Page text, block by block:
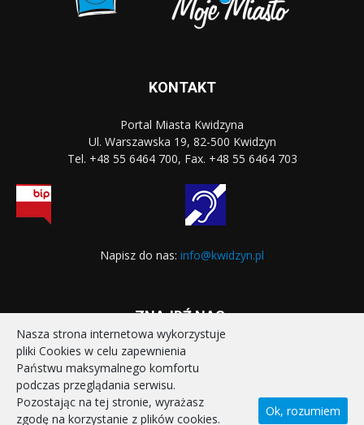
KONTAKT
Portal Miasta Kwidzyna
Ul. Warszawska 19, 82-500 Kwidzyn
Tel. +48 55 6464 700, Fax. +48 55 6464 703
Napisz do nas: info@kwidzyn.pl
ZNAJDŹ NAS:
Nasza strona internetowa wykorzystuje
pliki Cookies w celu zapewnienia
Państwu maksymalnego komfortu
podczas przeglądania serwisu.
Pozostając na tej stronie, wyrażasz
zgodę na korzystanie z plików cookies.
Ok, rozumiem